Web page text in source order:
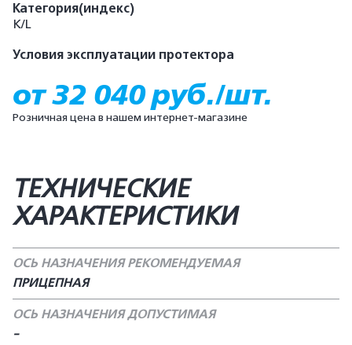
Категория(индекс)
K/L
Условия эксплуатации протектора
от 32 040 руб./шт.
Розничная цена в нашем интернет-магазине
ТЕХНИЧЕСКИЕ
ХАРАКТЕРИСТИКИ
ОСЬ НАЗНАЧЕНИЯ РЕКОМЕНДУЕМАЯ
ПРИЦЕПНАЯ
ОСЬ НАЗНАЧЕНИЯ ДОПУСТИМАЯ
-